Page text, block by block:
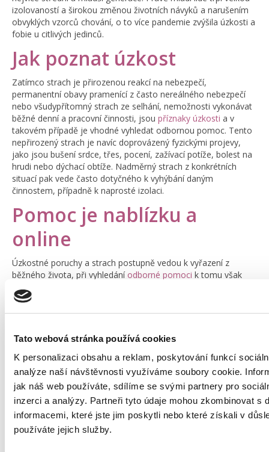
Tato webová stránka používá cookies
K personalizaci obsahu a reklam, poskytování funkcí
analýze naší návštěvnosti využíváme soubory cookie.
jak náš web používáte, sdílíme se svými partnery pro
inzerci a analýzy. Partneři tyto údaje mohou zkombinovat s
informacemi, které jste jim poskytli nebo které získali v
používáte jejich služby.
izolovaností a širokou změnou životních návyků a narušením
obvyklých vzorců chování, o to více pandemie zvýšila úzkosti a
fobie u citlivých jedinců.
Jak poznat úzkost
Zatímco strach je přirozenou reakcí na nebezpečí,
permanentní obavy pramenící z často nereálného nebezpečí
nebo všudypřítomný strach ze selhání, nemožnosti vykonávat
běžné denní a pracovní činnosti, jsou příznaky úzkosti a v
takovém případě je vhodné vyhledat odbornou pomoc. Tento
nepřirozený strach je navíc doprovázený fyzickými projevy,
jako jsou bušení srdce, třes, pocení, zažívací potíže, bolest na
hrudi nebo dýchací obtíže. Nadměrný strach z konkrétních
situací pak vede často dotyčného k vyhýbání daným
činnostem, případně k naprosté izolaci.
Pomoc je nablízku a
online
Úzkostné poruchy a strach postupně vedou k vyřazení z
běžného života, při vyhledáníodborné pomoci k tomu však
nemusí dojít. Není důvod se obávat vyhledat pomoc, protože
léčba probíhá pomocí kognitivně-behaviorální terapie, léčbu lze
doplnit v těžších případech o farmakoterapii se slabšími
terapií, které probíhají pomocí videohovorů. Podle různých
výzkumů má dokonce online terapie v některých případech
vyšší úspěšnost než klasická sezení.
A co vy na to?
Jméno *